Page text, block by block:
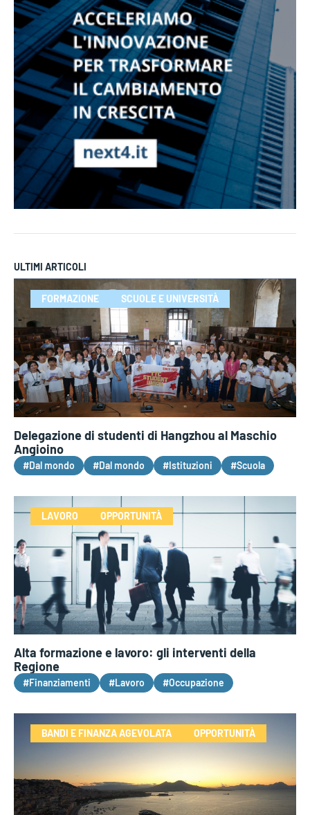
ULTIMI ARTICOLI
FORMAZIONE SCUOLE E UNIVERSITÀ
Delegazione di studenti di Hangzhou al Maschio
Angioino
#Dal mondo #Dal mondo #Istituzioni #Scuola
LAVORO OPPORTUNITÀ
Alta formazione e lavoro: gli interventi della
Regione
#Finanziamenti #Lavoro #Occupazione
BANDI E FINANZA AGEVOLATA OPPORTUNITÀ